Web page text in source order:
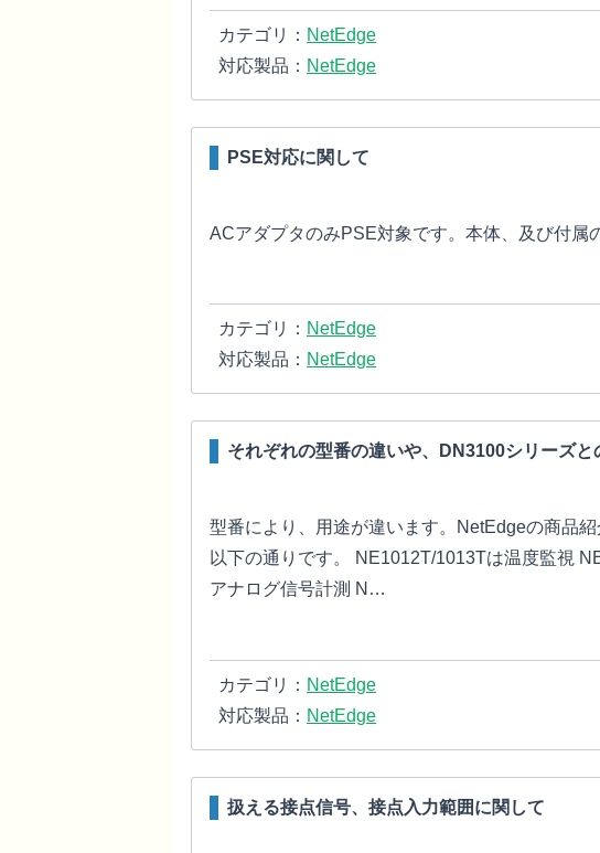
カテゴリ： NetEdge
対応製品： NetEdge
PSE対応に関して
ACアダプタのみPSE対象です。本体、及び付属
カテゴリ： NetEdge
対応製品： NetEdge
それぞれの型番の違いや、DN3100シリーズと
型番により、用途が違います。NetEdgeの商品
以下の通りです。 NE1012T/1013Tは温度監視
アナログ信号計測 N…
カテゴリ： NetEdge
対応製品： NetEdge
扱える接点信号、接点入力範囲に関して